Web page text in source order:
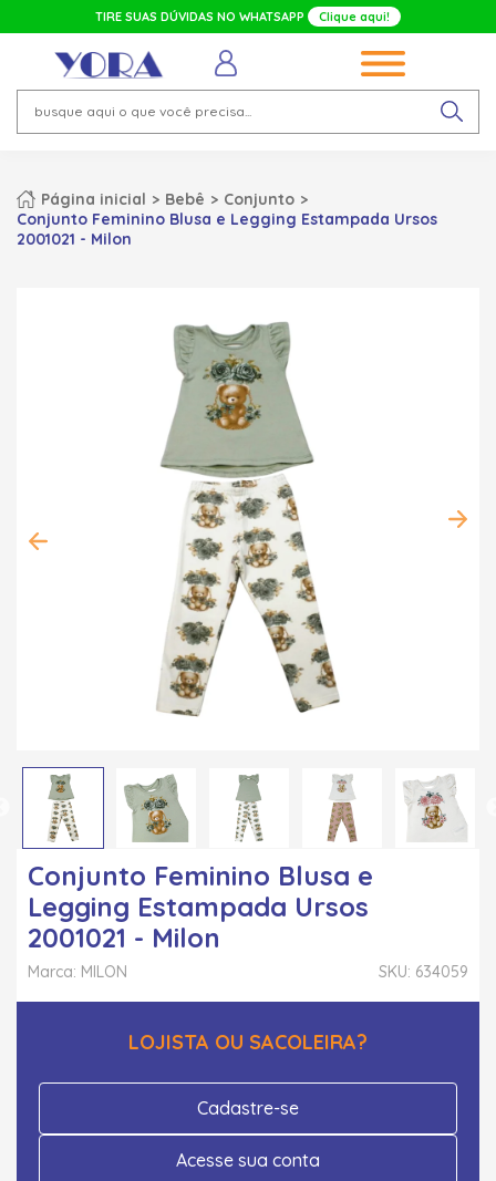
TIRE SUAS DÚVIDAS NO WHATSAPP Clique aqui!
Página inicial Bebê
Conjunto
Conjunto Feminino Blusa e Legging Estampada Ursos
2001021 - Milon
Conjunto Feminino Blusa e
Legging Estampada Ursos
2001021 - Milon
SKU: 634059
Marca: MILON
LOJISTA OU SACOLEIRA?
Cadastre-se
Acesse sua conta